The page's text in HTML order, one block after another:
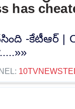
has
-కేటీఆర్ |